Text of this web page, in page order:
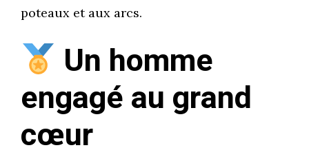
poteaux et aux arcs.
Un homme
engagé au grand
cœur